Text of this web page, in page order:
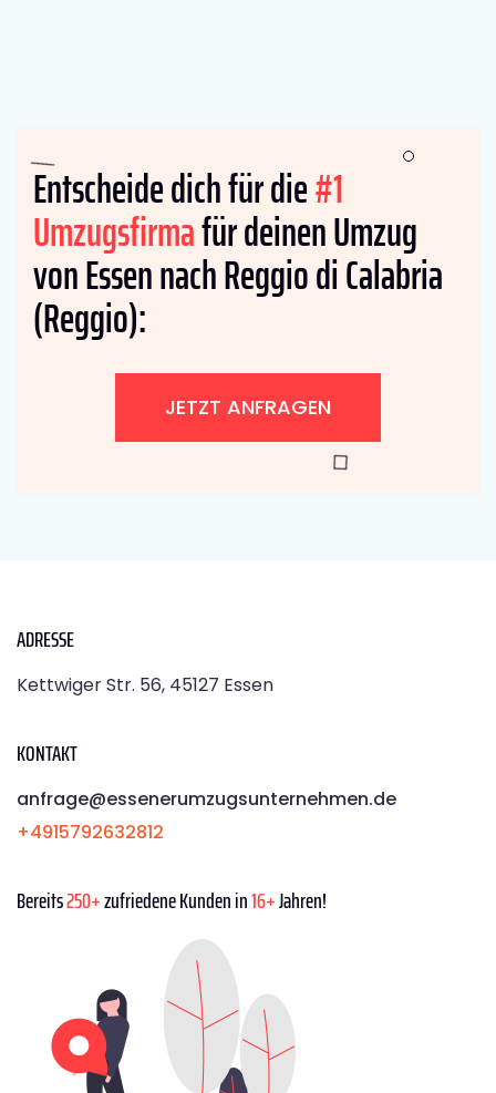
Entscheide dich für die#1
Umzugsfirmafür deinen Umzug
von Essen nach Reggio di Calabria
(Reggio):
JETZT ANFRAGEN
ADRESSE
Kettwiger Str. 56, 45127 Essen
KONTAKT
anfrage@essenerumzugsunternehmen.de
+4915792632812
Bereits250+zufriedene Kunden in16+Jahren!